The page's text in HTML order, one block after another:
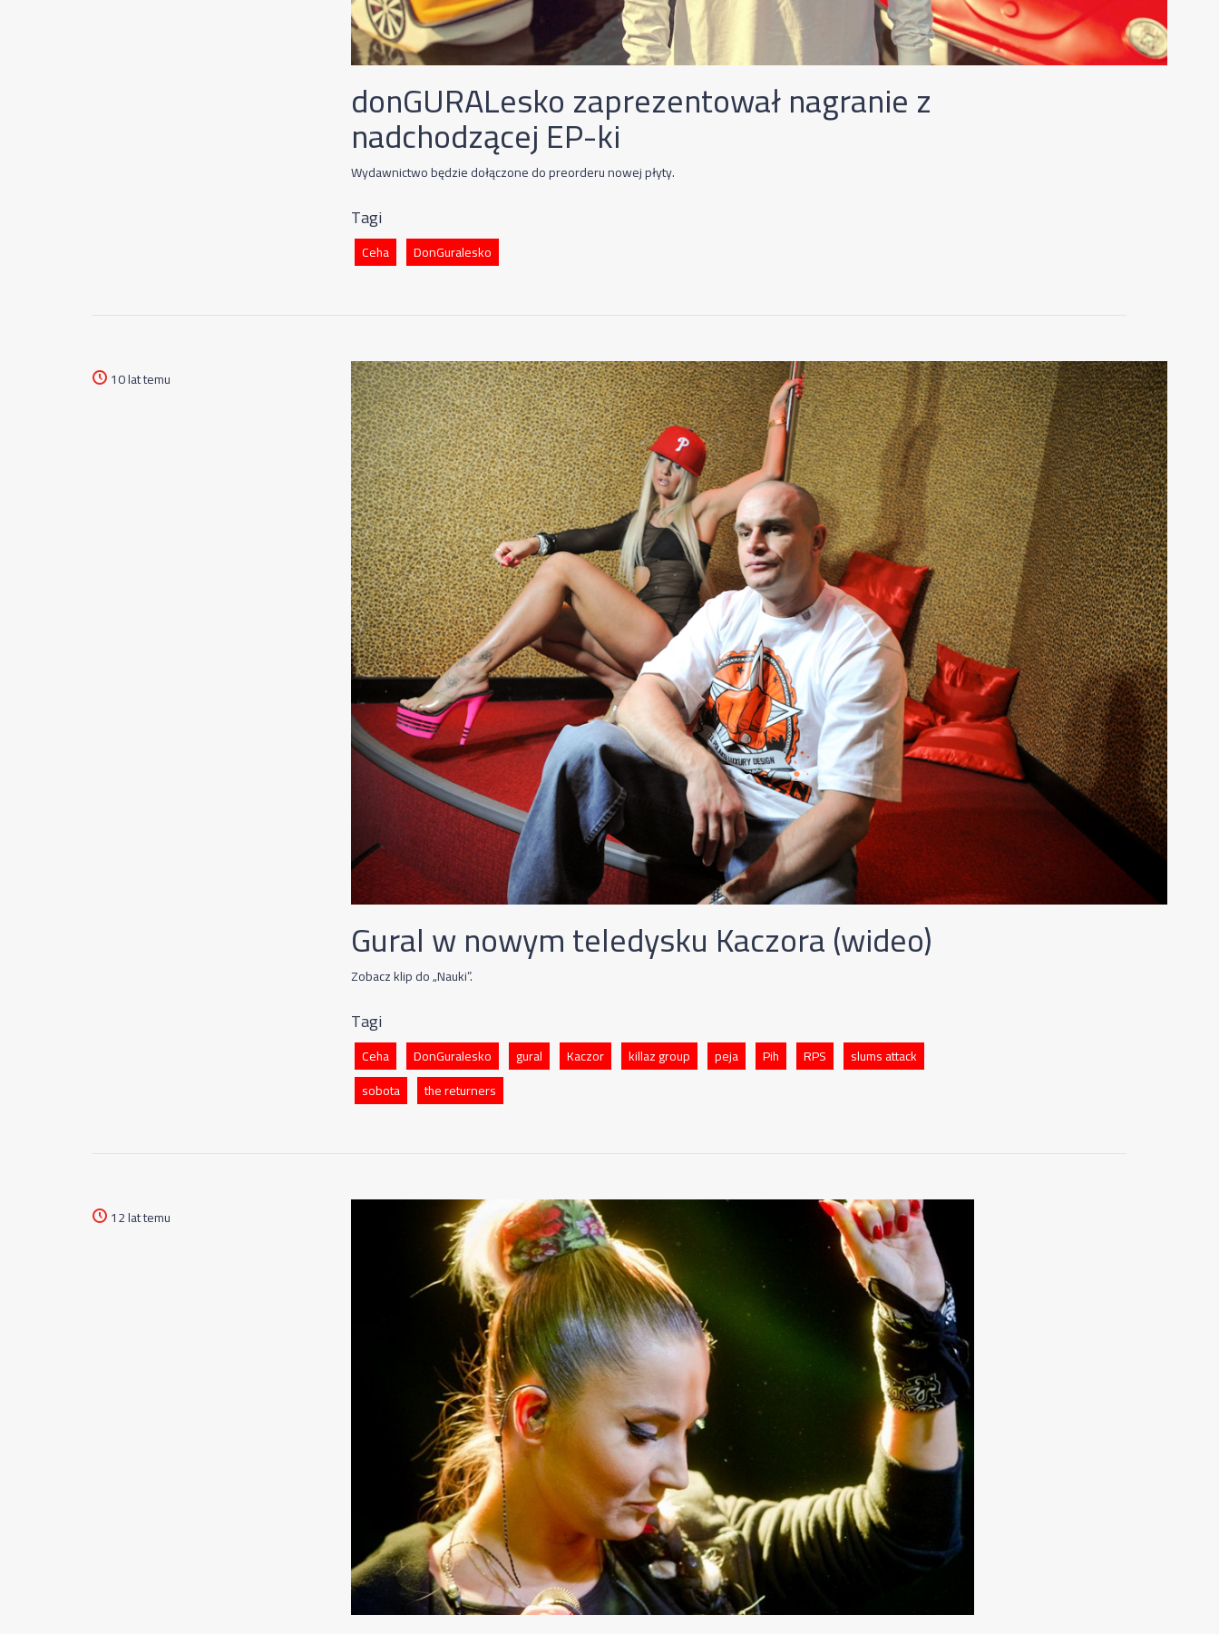
donGURALesko zaprezentował nagranie z
nadchodzącej EP-ki
Wydawnictwo będzie dołączone do preorderu nowej płyty.
Tagi
Ceha DonGuralesko
10 lat temu
Gural w nowym teledysku Kaczora (wideo)
Zobacz klip do „Nauki”.
Tagi
Ceha DonGuralesko gural Kaczor killaz group peja Pih RPS
slums attack
sobota
the returners
12 lat temu